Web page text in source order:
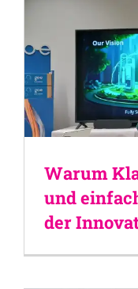
Warum
und
der